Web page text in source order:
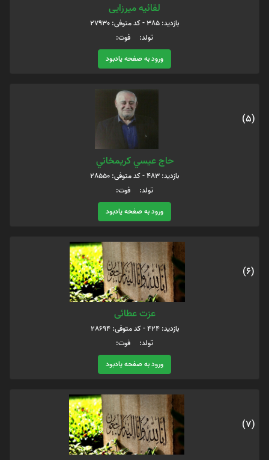
لقائیه میرزایی
بازدید: 385 - کد متوفی: 27930
تولد: فوت:
ورود به صفحه یادبود
(5)
حاج عيسي كريمخاني
بازدید: 483 - کد متوفی: 28550
تولد: فوت:
ورود به صفحه یادبود
(6)
عزت عطائی
بازدید: 424 - کد متوفی: 28694
تولد: فوت:
ورود به صفحه یادبود
(7)